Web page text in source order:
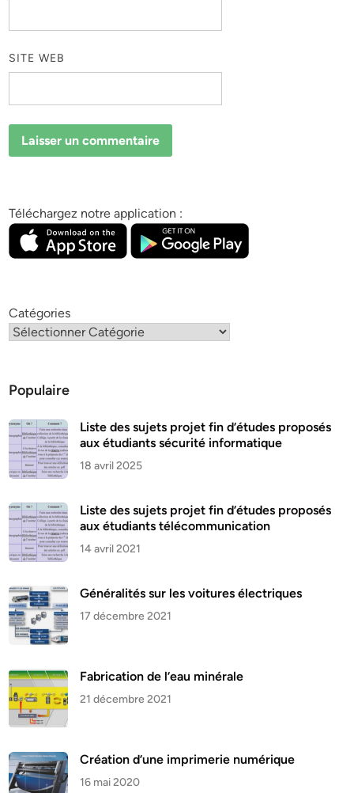
SITE WEB
Téléchargez notre application :
Catégories
Populaire
Liste des sujets projet fin d’études proposés
aux étudiants sécurité informatique
18 avril 2025
Liste des sujets projet fin d’études proposés
aux étudiants télécommunication
14 avril 2021
Généralités sur les voitures électriques
17 décembre 2021
Fabrication de l’eau minérale
21 décembre 2021
Création d’une imprimerie numérique
16 mai 2020